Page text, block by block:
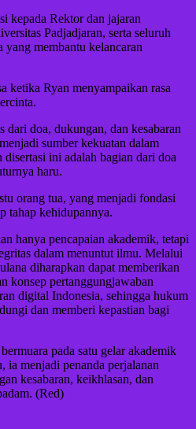
kepada Rektor dan jajaran
Padjadjaran, serta seluruh
yang membantu kelancaran
ketika Ryan menyampaikan rasa
dari doa, dukungan, dan kesabaran
sumber kekuatan dalam
disertasi ini adalah bagian dari doa
haru.
orang tua, yang menjadi fondasi
tahap kehidupannya.
hanya pencapaian akademik, tetapi
dalam menuntut ilmu. Melalui
diharapkan dapat memberikan
konsep pertanggungjawaban
digital Indonesia, sehingga hukum
dan memberi kepastian bagi
pada satu gelar akademik
menjadi penanda perjalanan
kesabaran, keikhlasan, dan
(Red)